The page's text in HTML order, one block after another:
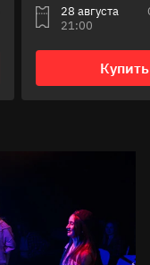
28 августа
21:00